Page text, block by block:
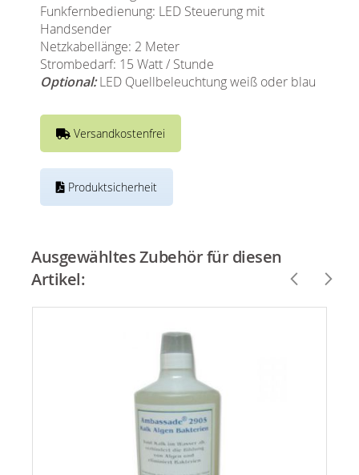
Funkfernbedienung: LED Steuerung mit
Handsender
Netzkabellänge: 2 Meter
Strombedarf: 15 Watt / Stunde
Optional: LED Quellbeleuchtung weiß oder blau
Versandkostenfrei
Produktsicherheit
Ausgewähltes Zubehör für diesen
Artikel: